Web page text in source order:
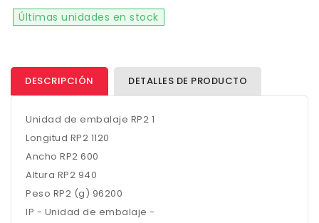
Últimas unidades en stock
DESCRIPCIÓN DETALLES DE PRODUCTO
Unidad de embalaje RP2 1
Longitud RP2 1120
Ancho RP2 600
Altura RP2 940
Peso RP2 (g) 96200
IP - Unidad de embalaje -